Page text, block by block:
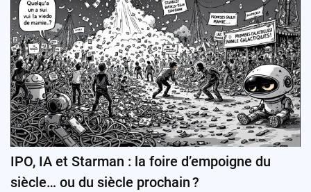
IPO, IA et Starman : la foire d’empoigne du
siècle… ou du siècle prochain ?